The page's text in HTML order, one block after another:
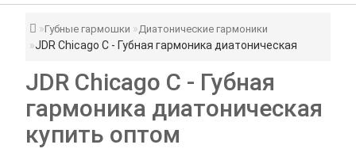
Губные гармошки Диатонические гармоники
JDR Chicago C - Губная гармоника диатоническая
JDR Chicago C - Губная
гармоника диатоническая
купить оптом